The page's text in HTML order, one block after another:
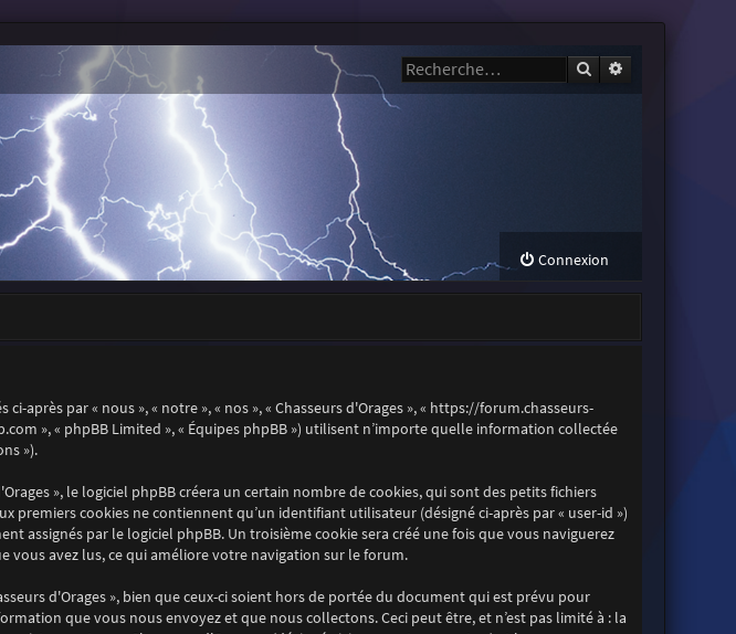
Rechercher
Connexion
après par « nous », « notre », « nos », « Chasseurs d'Orages », « https://forum.chasseurs-
», « phpBB Limited », « Équipes phpBB ») utilisent n’importe quelle information collectée
»).
», le logiciel phpBB créera un certain nombre de cookies, qui sont des petits fichiers
cookies ne contiennent qu’un identifiant utilisateur (désigné ci-après par « user-id »)
assignés par le logiciel phpBB. Un troisième cookie sera créé une fois que vous naviguerez
vous avez lus, ce qui améliore votre navigation sur le forum.
d'Orages », bien que ceux-ci soient hors de portée du document qui est prévu pour
que vous nous envoyez et que nous collectons. Ceci peut être, et n’est pas limité à : la